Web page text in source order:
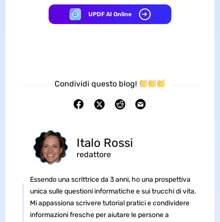
UPDF AI Online
Condividi questo blog!
Italo Rossi
redattore
Essendo una scrittrice da 3 anni, ho una prospettiva
unica sulle questioni informatiche e sui trucchi di vita.
Mi appassiona scrivere tutorial pratici e condividere
informazioni fresche per aiutare le persone a